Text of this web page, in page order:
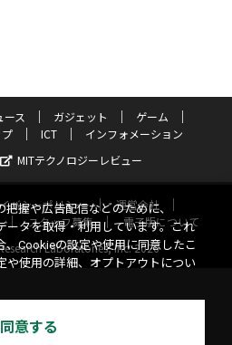
ース ガジェット
ゲーム
ICT
インフォメーション
MITテクノロジーレビュー
バシーポリシー
運営会社
スタッフ募集
電子版について
Laboratories, Inc. 2026
握や広告配信などのために、
ータを取得・利用しています。これ
、Cookieの設定や使用に同意したこ
や使用の詳細、オプトアウトについ
同意する